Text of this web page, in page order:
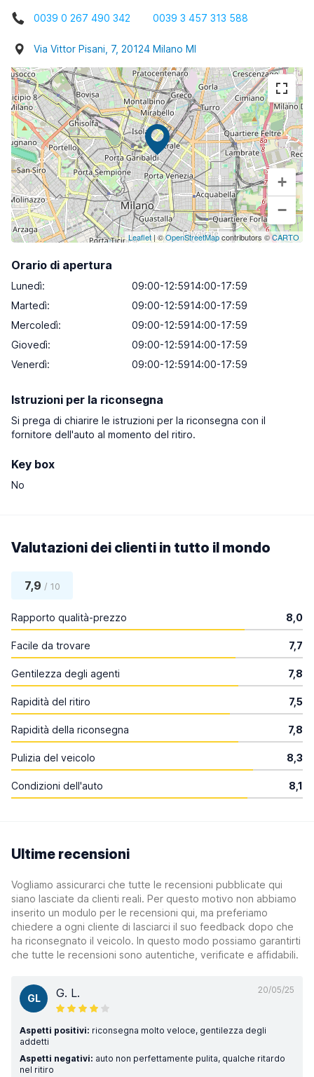
0039 0 267 490 342 0039 3 457 313 588
Via Vittor Pisani, 7, 20124 Milano MI
+
−
Leaflet| ©OpenStreetMapcontributors ©CARTO
Orario di apertura
Lunedì:
09:00-12:5914:00-17:59
Martedì:
09:00-12:5914:00-17:59
Mercoledì:
09:00-12:5914:00-17:59
Giovedì:
09:00-12:5914:00-17:59
Venerdì: 09:00-12:5914:00-17:59
Istruzioni per la riconsegna
Si prega di chiarire le istruzioni per la riconsegna con il
fornitore dell'auto al momento del ritiro.
Key box
No
Valutazioni dei clienti in tutto il mondo
7,9 / 10
Rapporto qualità-prezzo 8,0
Facile da trovare 7,7
Gentilezza degli agenti 7,8
Rapidità del ritiro 7,5
Rapidità della riconsegna 7,8
Pulizia del veicolo 8,3
Condizioni dell'auto 8,1
Ultime recensioni
Vogliamo assicurarci che tutte le recensioni pubblicate qui
siano lasciate da clienti reali. Per questo motivo non abbiamo
inserito un modulo per le recensioni qui, ma preferiamo
chiedere a ogni cliente di lasciarci il suo feedback dopo che
ha riconsegnato il veicolo. In questo modo possiamo garantirti
che tutte le recensioni sono autentiche, verificate e affidabili.
20/05/25
GL G. L.
Aspetti positivi: riconsegna molto veloce, gentilezza degli
addetti
Aspetti negativi: auto non perfettamente pulita, qualche ritardo
nel ritiro